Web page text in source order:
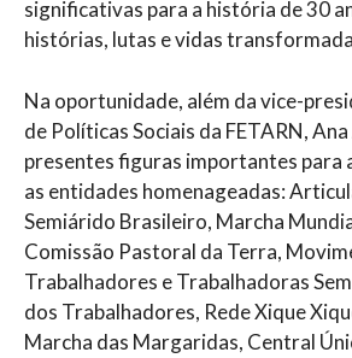
significativas para a história de 30
histórias, lutas e vidas
Na oportunidade, além da vice-
de Políticas Sociais da FETARN,
presentes figuras importantes para
as entidades homenageadas:
Semiárido Brasileiro, Marcha
Comissão Pastoral da Terra,
Trabalhadores e Trabalhadoras
dos Trabalhadores, Rede Xique
Marcha das Margaridas, Central